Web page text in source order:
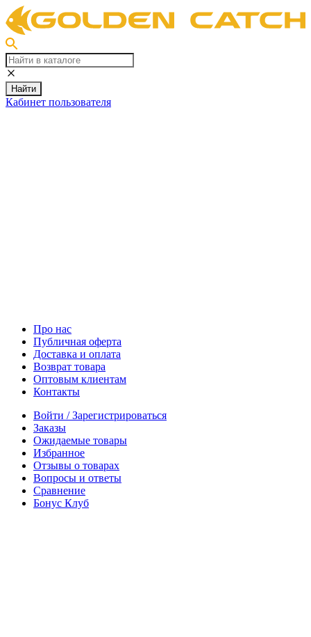
Найти
Кабинет пользователя
Про нас
Публичная оферта
Доставка и оплата
Возврат товара
Оптовым клиентам
Контакты
Войти / Зарегистрироваться
Заказы
Ожидаемые товары
Избранное
Отзывы о товарах
Вопросы и ответы
Сравнение
Бонус Клуб